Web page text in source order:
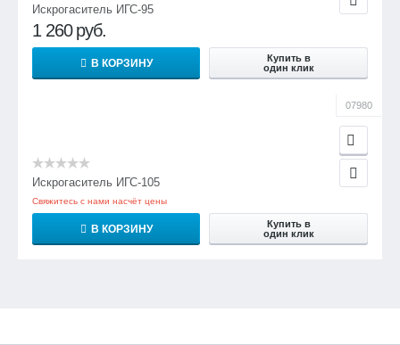
Искрогаситель ИГС-95
1 260 руб.
В КОРЗИНУ
Купить в
один клик
07980
Искрогаситель ИГС-105
Свяжитесь с нами насчёт цены
В КОРЗИНУ
Купить в
один клик